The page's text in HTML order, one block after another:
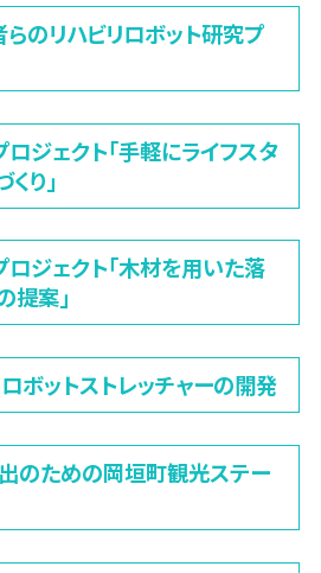
のリハビリロボット研究プ
ジェクト「手軽にライフスタ
り」
ジェクト「木材を用いた落
提案」
ボットストレッチャーの開発
のための岡垣町観光ステー